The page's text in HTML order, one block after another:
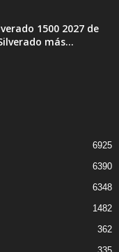
1500 2027 de
más...
6925
6390
6348
1482
362